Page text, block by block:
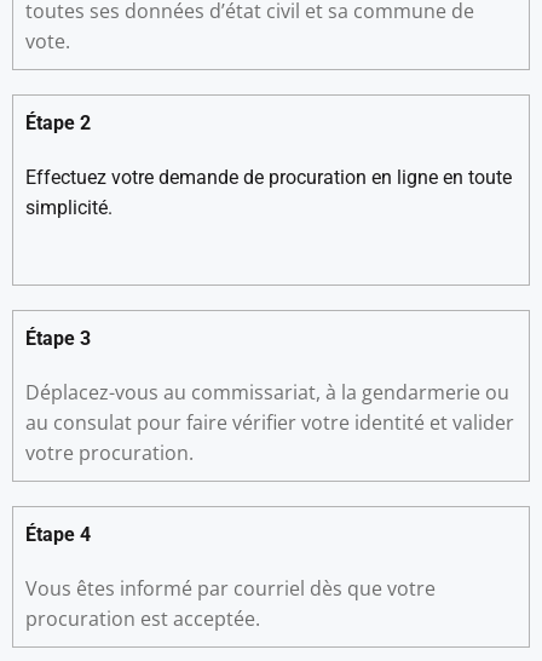
toutes ses données d’état civil et sa commune de
vote.
Étape 2
Effectuez votre demande de procuration en ligne en toute
simplicité.
Étape 3
Déplacez-vous au commissariat, à la gendarmerie ou
au consulat pour faire vérifier votre identité et valider
votre procuration.
Étape 4
Vous êtes informé par courriel dès que votre
procuration est acceptée.